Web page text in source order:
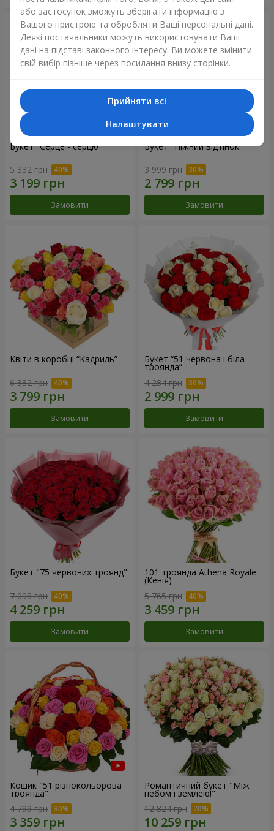
Букет "Серце - серцю"
5 332 грн
Замовити
Букет "Ніжний відтінок"
3 999 грн
Замовити
Квіти в коробці “Кадриль”
6 332 грн
Замовити
Букет “51 червона і біла
троянда”
4 284 грн
Замовити
Букет "75 червоних троянд"
7 098 грн
Замовити
101 троянда Athena Royale
(Кенія)
5 765 грн
Замовити
Кошик "51 різнокольорова
троянда"
4 799 грн
Романтичний букет "Між
небом і землею!"
12 824 грн
або застосунок зможуть зберігати інформацію з
Вашого пристрою та обробляти Ваші персональні дані.
Деякі постачальники можуть використовувати Ваші
дані на підставі законного інтересу. Ви можете змінити
свій вибір пізніше через посилання внизу сторінки.
Прийняти всі
Налаштувати